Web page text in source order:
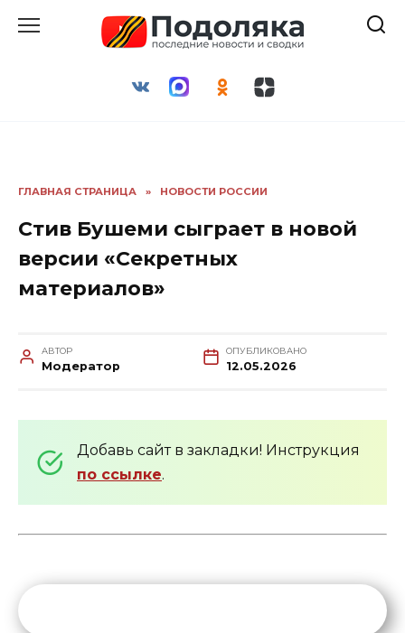
ГЛАВНАЯ СТРАНИЦА » НОВОСТИ РОССИИ
Стив Бушеми сыграет в новой
версии «Секретных
материалов»
АВТОР
Модератор
ОПУБЛИКОВАНО
12.05.2026
Добавь сайт в закладки! Инструкция
по ссылке.